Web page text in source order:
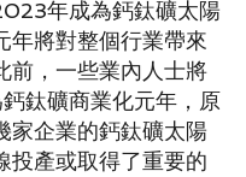
年成為鈣鈦礦太陽
年將對整個行業帶來
前，一些業內人士將
鈦礦商業化元年，原
家企業的鈣鈦礦太陽
投產或取得了重要的